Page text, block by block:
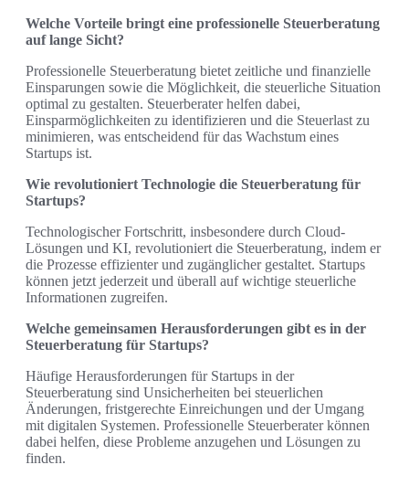
Welche Vorteile bringt eine professionelle Steuerberatung
auf lange Sicht?
Professionelle Steuerberatung bietet zeitliche und finanzielle
Einsparungen sowie die Möglichkeit, die steuerliche Situation
optimal zu gestalten. Steuerberater helfen dabei,
Einsparmöglichkeiten zu identifizieren und die Steuerlast zu
minimieren, was entscheidend für das Wachstum eines
Startups ist.
Wie revolutioniert Technologie die Steuerberatung für
Startups?
Technologischer Fortschritt, insbesondere durch Cloud-
Lösungen und KI, revolutioniert die Steuerberatung, indem er
die Prozesse effizienter und zugänglicher gestaltet. Startups
können jetzt jederzeit und überall auf wichtige steuerliche
Informationen zugreifen.
Welche gemeinsamen Herausforderungen gibt es in der
Steuerberatung für Startups?
Häufige Herausforderungen für Startups in der
Steuerberatung sind Unsicherheiten bei steuerlichen
Änderungen, fristgerechte Einreichungen und der Umgang
mit digitalen Systemen. Professionelle Steuerberater können
dabei helfen, diese Probleme anzugehen und Lösungen zu
finden.